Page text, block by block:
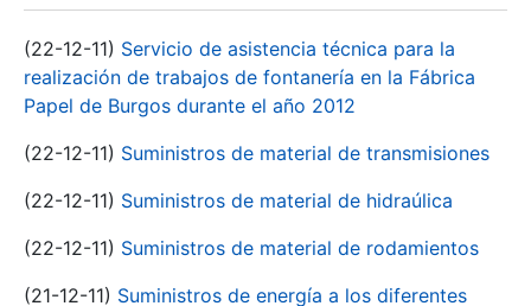
(22-12-11) Servicio de asistencia técnica para la
realización de trabajos de fontanería en la Fábrica
Papel de Burgos durante el año 2012
(22-12-11) Suministros de material de transmisiones
(22-12-11) Suministros de material de hidraúlica
(22-12-11) Suministros de material de rodamientos
(21-12-11) Suministros de energía a los diferentes